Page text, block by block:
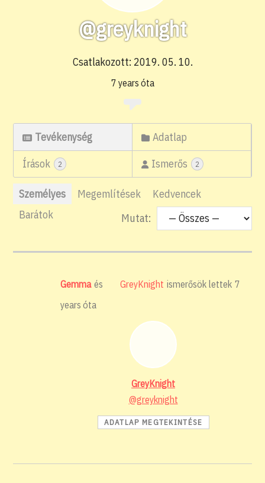
@greyknight
Csatlakozott: 2019. 05. 10.
7 years óta
Tevékenység
Adatlap
Írások
2 Ismerős 2
Személyes Megemlítések
Kedvencek
Barátok
Mutat:
Gemmaés GreyKnight ismerősök lettek 7
years óta
GreyKnight
@greyknight
ADATLAP MEGTEKINTÉSE